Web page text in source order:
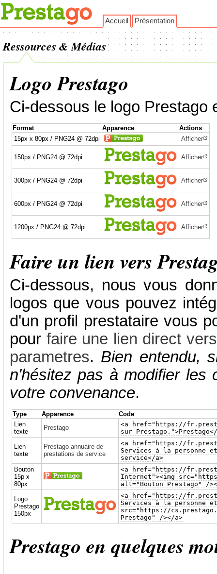
Accueil Présentation
Ressources & Médias
Logo Prestago
Ci-dessous le logo Prestago
Format Apparence
Actions
15px x 80px / PNG24 @ 72dpi
Afficher
150px / PNG24 @ 72dpi Afficher
300px / PNG24 @ 72dpi Afficher
600px / PNG24 @ 72dpi Afficher
1200px / PNG24 @ 72dpi Afficher
Faire un lien vers
Ci-dessous, nous vous
logos que vous pouvez
d'un profil prestataire vous
pour faire une lien direct
parametres. Bien entendu,
n'hésitez pas à modifier les
votre convenance.
Type Apparence
Code
Lien
texte
Prestago
<a href="https://
sur
Lien
texte
Prestago annuaire de
prestations de service
<a href="https://
Services à la personne
service</a>
Bouton
15p x
80px
<a href="https://
Internet"><img
alt="Bouton Prestago" /
Logo
Prestago
150px
<a href="https://
Services à la personne
src="https://
Prestago" /></a>
Prestago en quelques